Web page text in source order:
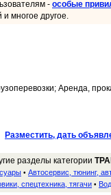
- особые
многое другое.
Аренда,
Разместить, дать
разделы категории
• Автосервис, тюнинг,
спецтехника, тягачи •